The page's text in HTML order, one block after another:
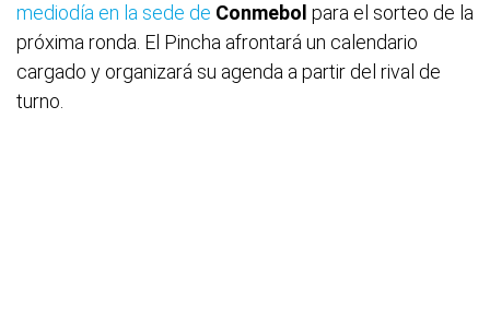
mediodía en la sede de Conmebol para el sorteo de la
próxima ronda. El Pincha afrontará un calendario
cargado y organizará su agenda a partir del rival de
turno.